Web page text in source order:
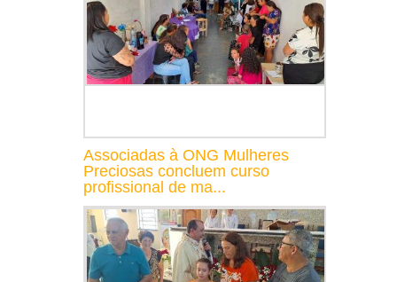
Associadas à ONG Mulheres
Preciosas concluem curso
profissional de ma...